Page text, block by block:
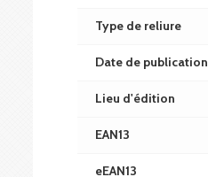
Type de reliure
Date de publication
Lieu d'édition
EAN13
eEAN13